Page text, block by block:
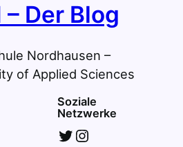
– Der Blog
Nordhausen –
of Applied Sciences
Soziale
Netzwerke
Twitter Instagram